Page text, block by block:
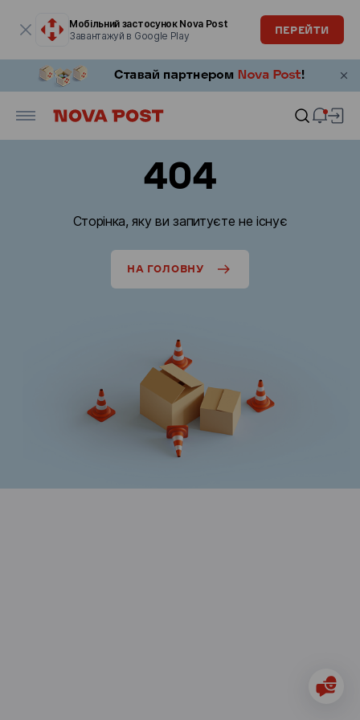
Мобільний застосунок Nova Post
Завантажуй в Google Play
ПЕРЕЙТИ
404
Сторінка, яку ви запитуєте не існує
НА ГОЛОВНУ